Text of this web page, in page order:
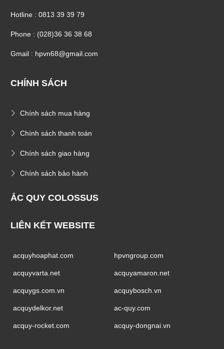
Địa chỉ : 12 Điện Biên Phủ, Phường Tân Định, TP. HCM
Hotline : 0813 39 39 79
Phone : (028)36 36 38 68
acquyhoaphat.com hpvngroup.com
acquyvarta.net acquyamaron.net
acquygs.com.vn acquybosch.vn
acquydelkor.net ac-quy.com